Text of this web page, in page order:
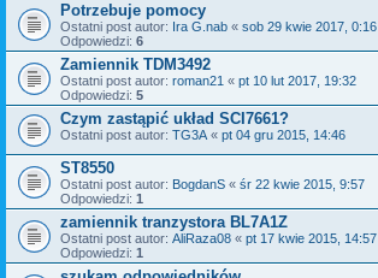
Potrzebuje pomocy
Ostatni post autor: Ira G.nab « sob 29 kwie 2017, 0:16
Odpowiedzi: 6
Zamiennik TDM3492
Ostatni post autor: roman21 « pt 10 lut 2017, 19:32
Odpowiedzi: 5
Czym zastąpić układ SCI7661?
Ostatni post autor: TG3A « pt 04 gru 2015, 14:46
ST8550
Ostatni post autor: BogdanS « śr 22 kwie 2015, 9:57
Odpowiedzi: 1
zamiennik tranzystora BL7A1Z
Ostatni post autor: AliRaza08 « pt 17 kwie 2015, 14:57
Odpowiedzi: 1